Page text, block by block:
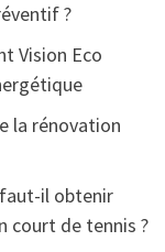
?
Vision Eco
la rénovation
il obtenir
court de tennis ?